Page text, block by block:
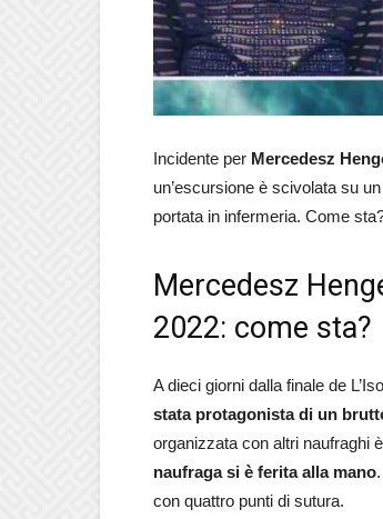
Incidente per Mercedesz
un’escursione è scivolata su
portata in infermeria. Come
Mercedesz
2022: come sta?
A dieci giorni dalla finale de
stata protagonista di un
organizzata con altri naufraghi
naufraga si è ferita alla mano
con quattro punti di sutura.